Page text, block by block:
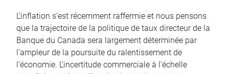
L’inflation s’est récemment raffermie et nous pensons
que la trajectoire de la politique de taux directeur de la
Banque du Canada sera largement déterminée par
l’ampleur de la poursuite du ralentissement de
l’économie. L’incertitude commerciale à l’échelle